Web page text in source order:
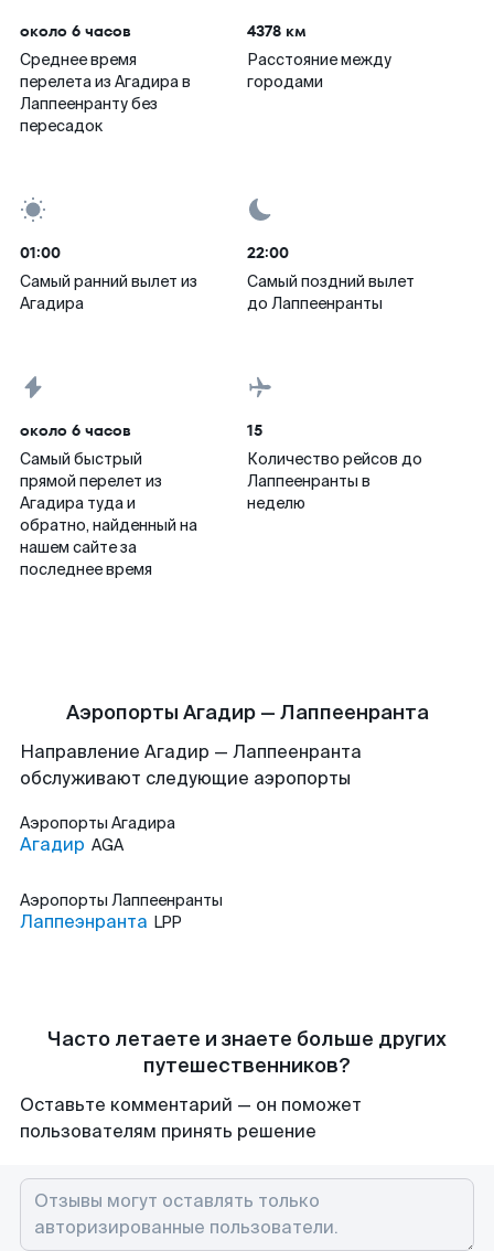
около 6 часов
Среднее время
перелета из Агадира в
Лаппеенранту без
пересадок
4378 км
Расстояние между
городами
01:00
Самый ранний вылет из
Агадира
22:00
Самый поздний вылет
до Лаппеенранты
около 6 часов
Самый быстрый
прямой перелет из
Агадира туда и
обратно, найденный на
нашем сайте за
последнее время
15
Количество рейсов до
Лаппеенранты в
неделю
Аэропорты Агадир — Лаппеенранта
Направление Агадир — Лаппеенранта
обслуживают следующие аэропорты
Аэропорты Агадира
Агадир AGA
Аэропорты Лаппеенранты
Лаппеэнранта LPP
Часто летаете и знаете больше других
путешественников?
Оставьте комментарий — он поможет
пользователям принять решение